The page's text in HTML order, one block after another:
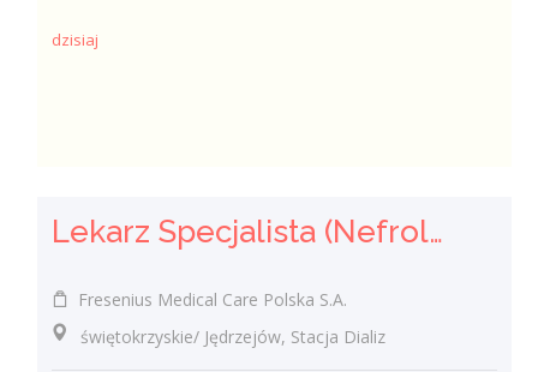
dzisiaj
Lekarz Specjalista (Nefrolog / Internista) (K/M/N)
Fresenius Medical Care Polska S.A.
świętokrzyskie/ Jędrzejów, Stacja Dializ